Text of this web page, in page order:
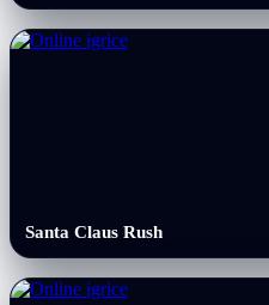
Santa Claus Rush